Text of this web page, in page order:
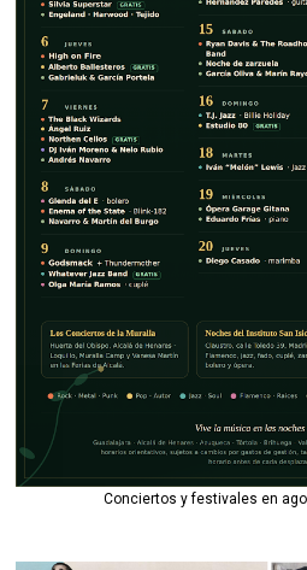
Conciertos y festivales en